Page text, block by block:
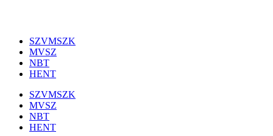
SZVMSZK
MVSZ
NBT
HENT
SZVMSZK
MVSZ
NBT
HENT